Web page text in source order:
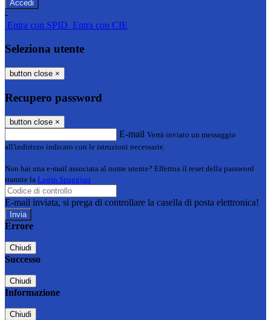
-
Entra con SPID Entra con CIE
Seleziona utente
button close ×
Recupero password
button close ×
E-mail Verrà inviato un messaggio
all'indirizzo indicato con le istruzioni necessarie.
Non hai una e-mail associata al nome utente? Effettua il reset della password
tramite la Login Spaggiari
E-mail inviata, si prega di controllare la casella di posta elettronica!
Errore
Chiudi
Successo
Chiudi
Informazione
Chiudi